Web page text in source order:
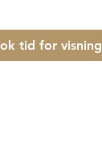
tid for visning